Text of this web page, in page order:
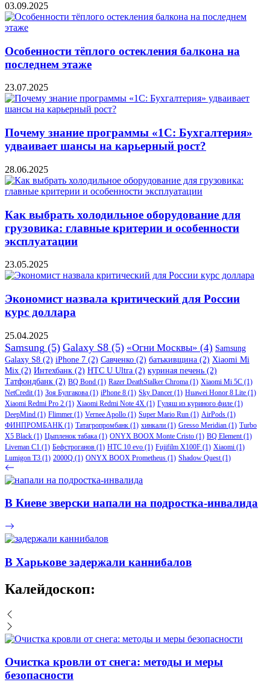
03.09.2025
Особенности тёплого остекления балкона на
последнем этаже
23.07.2025
Почему знание программы «1С: Бухгалтерия»
удваивает шансы на карьерный рост?
28.06.2025
Как выбрать холодильное оборудование для
грузовика: главные критерии и особенности
эксплуатации
23.05.2025
Экономист назвала критический для России
курс доллара
25.04.2025
Samsung (5) Galaxy S8 (5) «Огни Москвы» (4) Samsung
Galaxy S8 (2) iPhone 7 (2) Савченко (2) батькивщина (2) Xiaomi Mi
Mix (2) Интехбанк (2) HTC U Ultra (2) куриная печень (2)
Татфондбанк (2) BQ Bond (1) Razer DeathStalker Chroma (1) Xiaomi Mi 5C (1)
NetCredit (1) Зоя Булгакова (1) iPhone 8 (1) Sky Dancer (1) Huawei Honor 8 Lite (1)
Xiaomi Redmi Pro 2 (1) Xiaomi Redmi Note 4X (1) Гуляш из куриного филе (1)
DeepMind (1) Flimmer (1) Vernee Apollo (1) Super Mario Run (1) AirPods (1)
ФИНПРОМБАНК (1) Татагропромбанк (1) хинкали (1) Gresso Meridian (1) Turbo
X5 Black (1) Цыпленок табака (1) ONYX BOOX Monte Cristo (1) BQ Element (1)
Liveman C1 (1) Бефстроганов (1) HTC 10 evo (1) Fujifilm X100F (1) Xiaomi (1)
Lumigon T3 (1) 2000Q (1) ONYX BOOX Prometheus (1) Shadow Quest (1)
В Киеве зверски напали на подростка-инвалида
В Харькове задержали каннибалов
Калейдоскоп:
Очистка кровли от снега: методы и меры
безопасности